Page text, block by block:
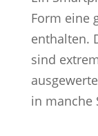
Form eine
enthalten.
sind
in manche